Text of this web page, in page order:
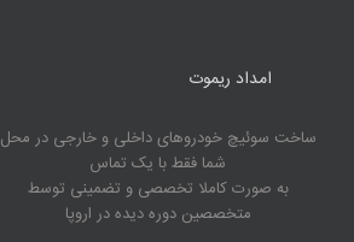
امداد ریموت
ساخت سوئیچ خودروهای داخلی و خارجی در محل
شما فقط با یک تماس
به صورت کاملا تخصصی و تضمینی توسط
متخصصین دوره دیده در اروپا